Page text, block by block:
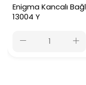
Enigma Kancalı
13004 Y